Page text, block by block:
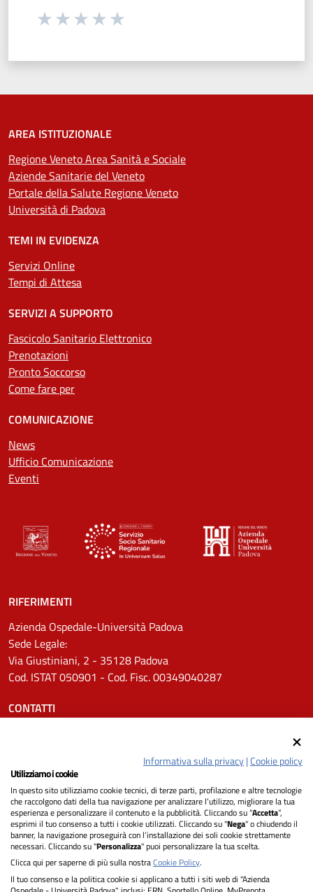
Seleziona una valutazione da 1 a 5 stelle
AREA ISTITUZIONALE
Regione Veneto Area Sanità e Sociale
Aziende Sanitarie del Veneto
Portale della Salute Regione Veneto
Università di Padova
TEMI IN EVIDENZA
Servizi Online
Tempi di Attesa
SERVIZI A SUPPORTO
Fascicolo Sanitario Elettronico
Prenotazioni
Pronto Soccorso
Come fare per
COMUNICAZIONE
News
Ufficio Comunicazione
Eventi
RIFERIMENTI
Azienda Ospedale-Università Padova
Sede Legale:
Via Giustiniani, 2 - 35128 Padova
Cod. ISTAT 050901 - Cod. Fisc. 00349040287
CONTATTI
Pec: protocollo.aopd@pecveneto.it
SEGUICI SU
Privacy
Dichiarazione di Accessibilità
Informativa sulla privacy|Cookie policy
Utilizziamo i cookie
In questo sito utilizziamo cookie tecnici, di terze parti, profilazione e altre tecnologie
che raccolgono dati della tua navigazione per analizzare l’utilizzo, migliorare la tua
esperienza e personalizzare il contenuto e la pubblicità. Cliccando su “Accetta”,
esprimi il tuo consenso a tutti i cookie utilizzati. Cliccando su "Nega" o chiudendo il
banner, la navigazione proseguirà con l’installazione dei soli cookie strettamente
necessari. Cliccando su "Personalizza" puoi personalizzare la tua scelta.
Clicca qui per saperne di più sulla nostraCookie Policy.
Il tuo consenso e la politica cookie si applicano a tutti i siti web di "Azienda